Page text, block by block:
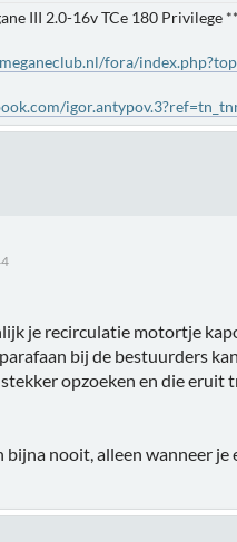
III 2.0-16v TCe 180 Privilege
fora/
je recirculatie motortje
bij de bestuurders
opzoeken en die eruit
nooit, alleen wanneer